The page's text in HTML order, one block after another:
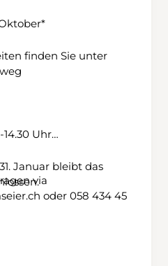
finden Sie unter
14.30 Uhr
via
oder 058 434 45
Januar bleibt das